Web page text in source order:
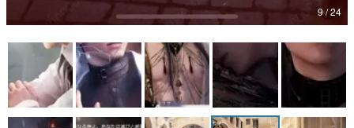
9 / 24